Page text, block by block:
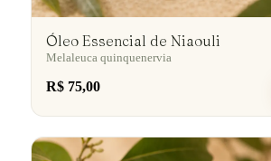
Óleo Essencial de Niaouli
Melaleuca quinquenervia
R$ 75,00